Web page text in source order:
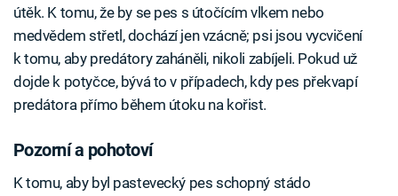
útěk. K tomu, že by se pes s útočícím vlkem nebo
medvědem střetl, dochází jen vzácně; psi jsou vycvičení
k tomu, aby predátory zaháněli, nikoli zabíjeli. Pokud už
dojde k potyčce, bývá to v případech, kdy pes překvapí
predátora přímo během útoku na kořist.
Pozorní a pohotoví
K tomu, aby byl pastevecký pes schopný stádo